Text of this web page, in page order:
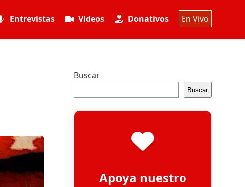
Entrevistas Videos Donativos En Vivo
Buscar
Buscar
Apoya nuestro